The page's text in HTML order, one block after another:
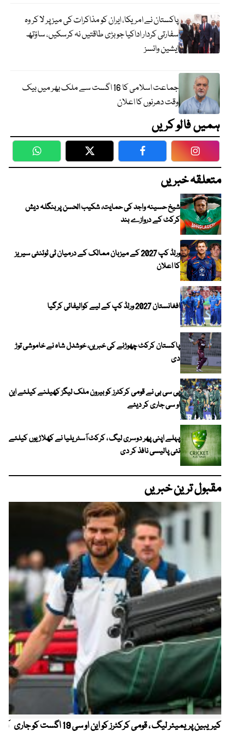
پاکستان نے امریکا، ایران کو مذاکرات کی میز پر لا کر وہ
سفارتی کردار اداکیا جو بڑی طاقتیں نہ کرسکیں، ساؤتھ
ایشین وائسز
جماعت اسلامی کا 16 اگست سے ملک بھر میں بیک
وقت دھرنوں کا اعلان
ہمیں فالو کریں
WhatsApp Twitter Facebook
متعلقہ خبریں
شیخ حسینہ واجد کی حمایت، شکیب الحسن پر بنگلہ دیش
کرکٹ کے دروازے بند
ورلڈ کپ 2027 کے میزبان ممالک کے درمیان ٹی ٹوئنٹی سیریز
کا اعلان
افغانستان 2027 ورلڈ کپ کے لیے کوالیفائی کرگیا
پاکستان کرکٹ چھوڑنے کی خبریں، خوشدل شاہ نے خاموشی توڑ
دی
پی سی بی نے قومی کرکٹرز کو بیرون ملک لیگز کھیلنے کیلئے این
او سی جاری کر دیئے
پہلے اپنی پھر دوسری لیگ ، کرکٹ آسٹریلیا نے کھلاڑیوں کیلئے
نئی پالیسی نافذ کر دی
مقبول ترین خبریں
کیریبین پریمیئر لیگ ، قومی کرکٹرز کو این او سی 19 اگست کو جاری